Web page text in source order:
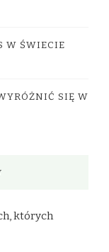
W ŚWIECIE
SIĘ W
których